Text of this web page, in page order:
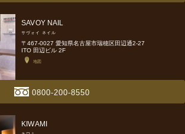
SAVOY NAIL
サヴォイ ネイル
〒467-0027 愛知県名古屋市瑞穂区田辺通2-27
ITO 田辺ビル 2F
地図
0800-200-8550
KIWAMI